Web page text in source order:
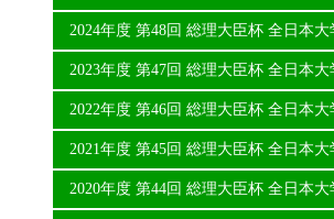
2024年度 第48回 総理大臣杯 全日本
2023年度 第47回 総理大臣杯 全日本
2022年度 第46回 総理大臣杯 全日本
2021年度 第45回 総理大臣杯 全日本
2020年度 第44回 総理大臣杯 全日本